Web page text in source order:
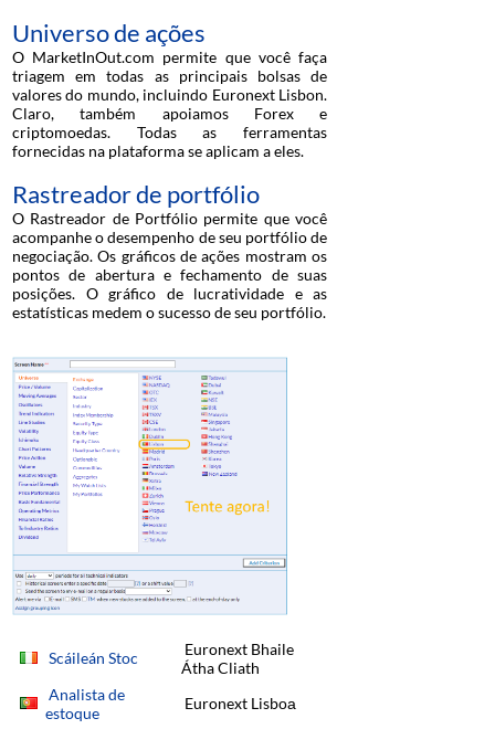
Universo de ações
O MarketInOut.com permite que você faça
triagem em todas as principais bolsas de
valores do mundo, incluindo Euronext Lisbon.
Claro, também apoiamos Forex e
criptomoedas. Todas as ferramentas
fornecidas na plataforma se aplicam a eles.
Rastreador de portfólio
O Rastreador de Portfólio permite que você
acompanhe o desempenho de seu portfólio de
negociação. Os gráficos de ações mostram os
pontos de abertura e fechamento de suas
posições. O gráfico de lucratividade e as
estatísticas medem o sucesso de seu portfólio.
Scáileán Stoc
Euronext Bhaile
Átha Cliath
Analista de
estoque
Euronext Lisbоа